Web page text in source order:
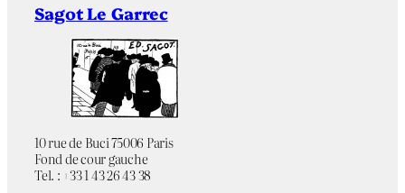
Sagot Le Garrec
10 rue de Buci 75006 Paris
Fond de cour gauche
Tel. : +33 1 43 26 43 38